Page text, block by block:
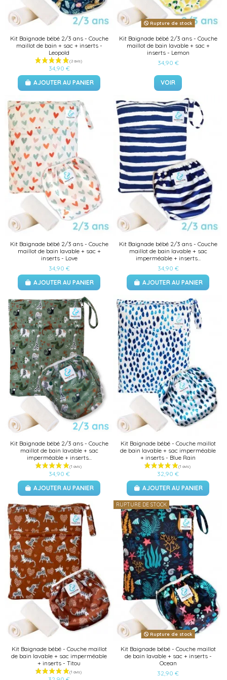
(1 avis)
Kit Baignade bébé 2/3 ans - Couche
maillot de bain + sac + inserts -
Leopold
34,90 €
AJOUTER AU PANIER
Rupture de stock
Kit Baignade bébé 2/3 ans - Couche
maillot de bain lavable + sac +
inserts - Lemon
34,90 €
VOIR
Kit Baignade bébé 2/3 ans - Couche
maillot de bain lavable + sac +
inserts - Love
34,90 €
AJOUTER AU PANIER
Kit Baignade bébé 2/3 ans - Couche
maillot de bain lavable + sac
imperméable + inserts...
34,90 €
AJOUTER AU PANIER
Kit Baignade bébé 2/3 ans - Couche
maillot de bain lavable + sac
imperméable + inserts...
34,90 €
AJOUTER AU PANIER
Kit Baignade bébé - Couche maillot
de bain lavable + sac imperméable
+ inserts - Blue Rain
32,90 €
AJOUTER AU PANIER
Kit Baignade bébé - Couche maillot
de bain lavable + sac imperméable
+ inserts - Titou
RUPTURE DE STOCK
Rupture de stock
Kit Baignade bébé - Couche maillot
de bain lavable + sac + inserts -
Ocean
32,90 €